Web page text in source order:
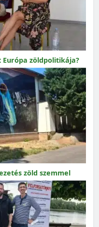
zöldpolitikája?
zöld szemmel